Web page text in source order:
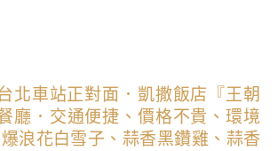
北車站正對面．凱撒飯店『王朝
廳．交通便捷、價格不貴、環境
浪花白雪子、蒜香黑鑽雞、蒜香